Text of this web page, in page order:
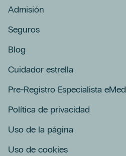
Admisión
Seguros
Blog
Cuidador estrella
Pre-Registro Especialista eMed
Política de privacidad
Uso de la página
Uso de cookies